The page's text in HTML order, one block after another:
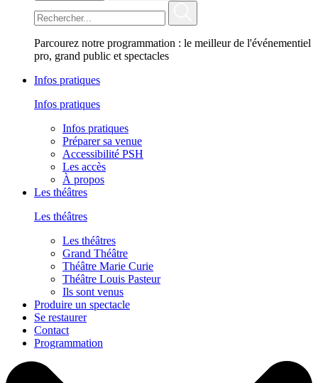
Parcourez notre programmation : le meilleur de l'événementiel
pro, grand public et spectacles
Infos pratiques
Infos pratiques
Infos pratiques
Préparer sa venue
Accessibilité PSH
Les accès
À propos
Les théâtres
Les théâtres
Les théâtres
Grand Théâtre
Théâtre Marie Curie
Théâtre Louis Pasteur
Ils sont venus
Produire un spectacle
Se restaurer
Contact
Programmation